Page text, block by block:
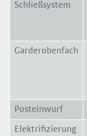
Schließsystem
Garderobenfach
Posteinwurf
Elektrifizierung